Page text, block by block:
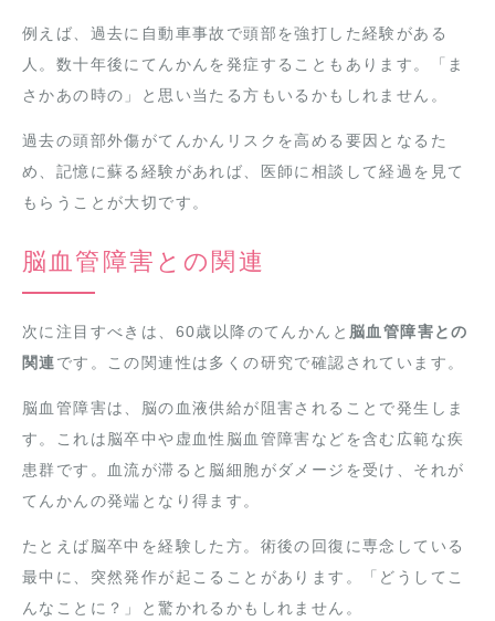
例えば、過去に自動車事故で頭部を強打した経験がある
人。数十年後にてんかんを発症することもあります。「ま
さかあの時の」と思い当たる方もいるかもしれません。
過去の頭部外傷がてんかんリスクを高める要因となるた
め、記憶に蘇る経験があれば、医師に相談して経過を見て
もらうことが大切です。
脳血管障害との関連
次に注目すべきは、60歳以降のてんかんと 脳血管障害との
関連です。この関連性は多くの研究で確認されています。
脳血管障害は、脳の血液供給が阻害されることで発生しま
す。これは脳卒中や虚血性脳血管障害などを含む広範な疾
患群です。血流が滞ると脳細胞がダメージを受け、それが
てんかんの発端となり得ます。
たとえば脳卒中を経験した方。術後の回復に専念している
最中に、突然発作が起こることがあります。「どうしてこ
んなことに？」と驚かれるかもしれません。